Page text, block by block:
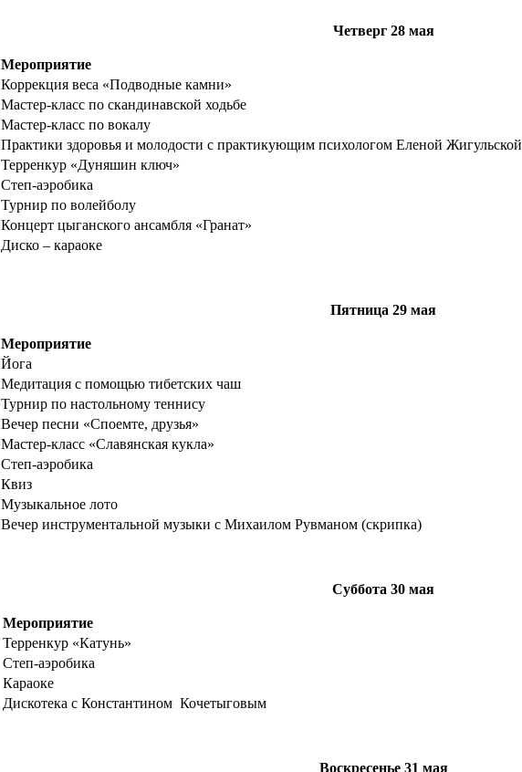
Четверг 28 мая
Мероприятие
Коррекция веса «Подводные камни»
Мастер-класс по скандинавской ходьбе
Мастер-класс по вокалу
Практики здоровья и молодости с практикующим психологом Еленой Жигульской
Терренкур «Дуняшин ключ»
Степ-аэробика
Турнир по волейболу
Концерт цыганского ансамбля «Гранат»
Диско – караоке
Пятница 29 мая
Мероприятие
Йога
Медитация с помощью тибетских чаш
Турнир по настольному теннису
Вечер песни «Споемте, друзья»
Мастер-класс «Славянская кукла»
Степ-аэробика
Квиз
Музыкальное лото
Вечер инструментальной музыки с Михаилом Рувманом (скрипка)
Суббота 30 мая
Мероприятие
Терренкур «Катунь»
Степ-аэробика
Караоке
Дискотека с Константином Кочетыговым
Воскресенье31 мая